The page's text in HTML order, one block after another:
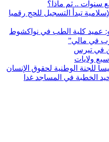
سنوات .. ثم ماذا؟
تبدأ التسجيل للحج رقميا
عميد كلية الطب في نواكشوط
في مالي”
ولايات
للجنة الوطنية لحقوق الإنسان
الخطبة في المساجد غدا